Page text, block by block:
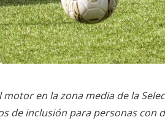
motor en la zona media de la
de inclusión para personas con